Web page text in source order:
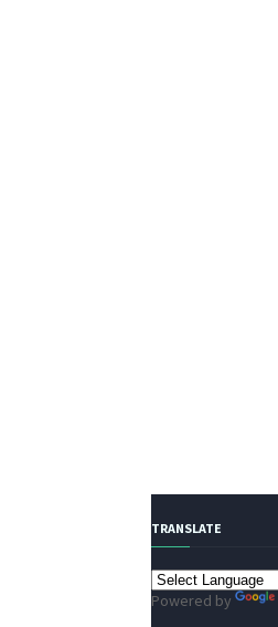
TRANSLATE
Powered by